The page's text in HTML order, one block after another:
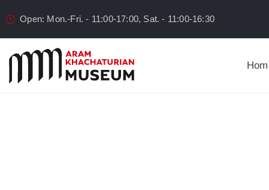
Open: Mon.-Fri. - 11:00-17:00, Sat. - 11:00-16:30